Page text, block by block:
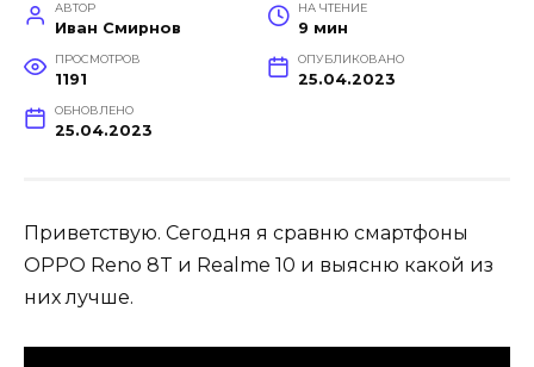
АВТОР
Иван Смирнов
НА ЧТЕНИЕ
9 мин
ПРОСМОТРОВ
1191
ОПУБЛИКОВАНО
25.04.2023
ОБНОВЛЕНО
25.04.2023
Приветствую. Сегодня я сравню смартфоны
OPPO Reno 8T и Realme 10 и выясню какой из
них лучше.